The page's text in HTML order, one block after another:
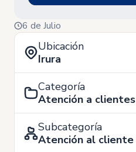
6 de Julio
Ubicación
Irura
Categoría
Atención a clientes
Subcategoría
Atención al cliente